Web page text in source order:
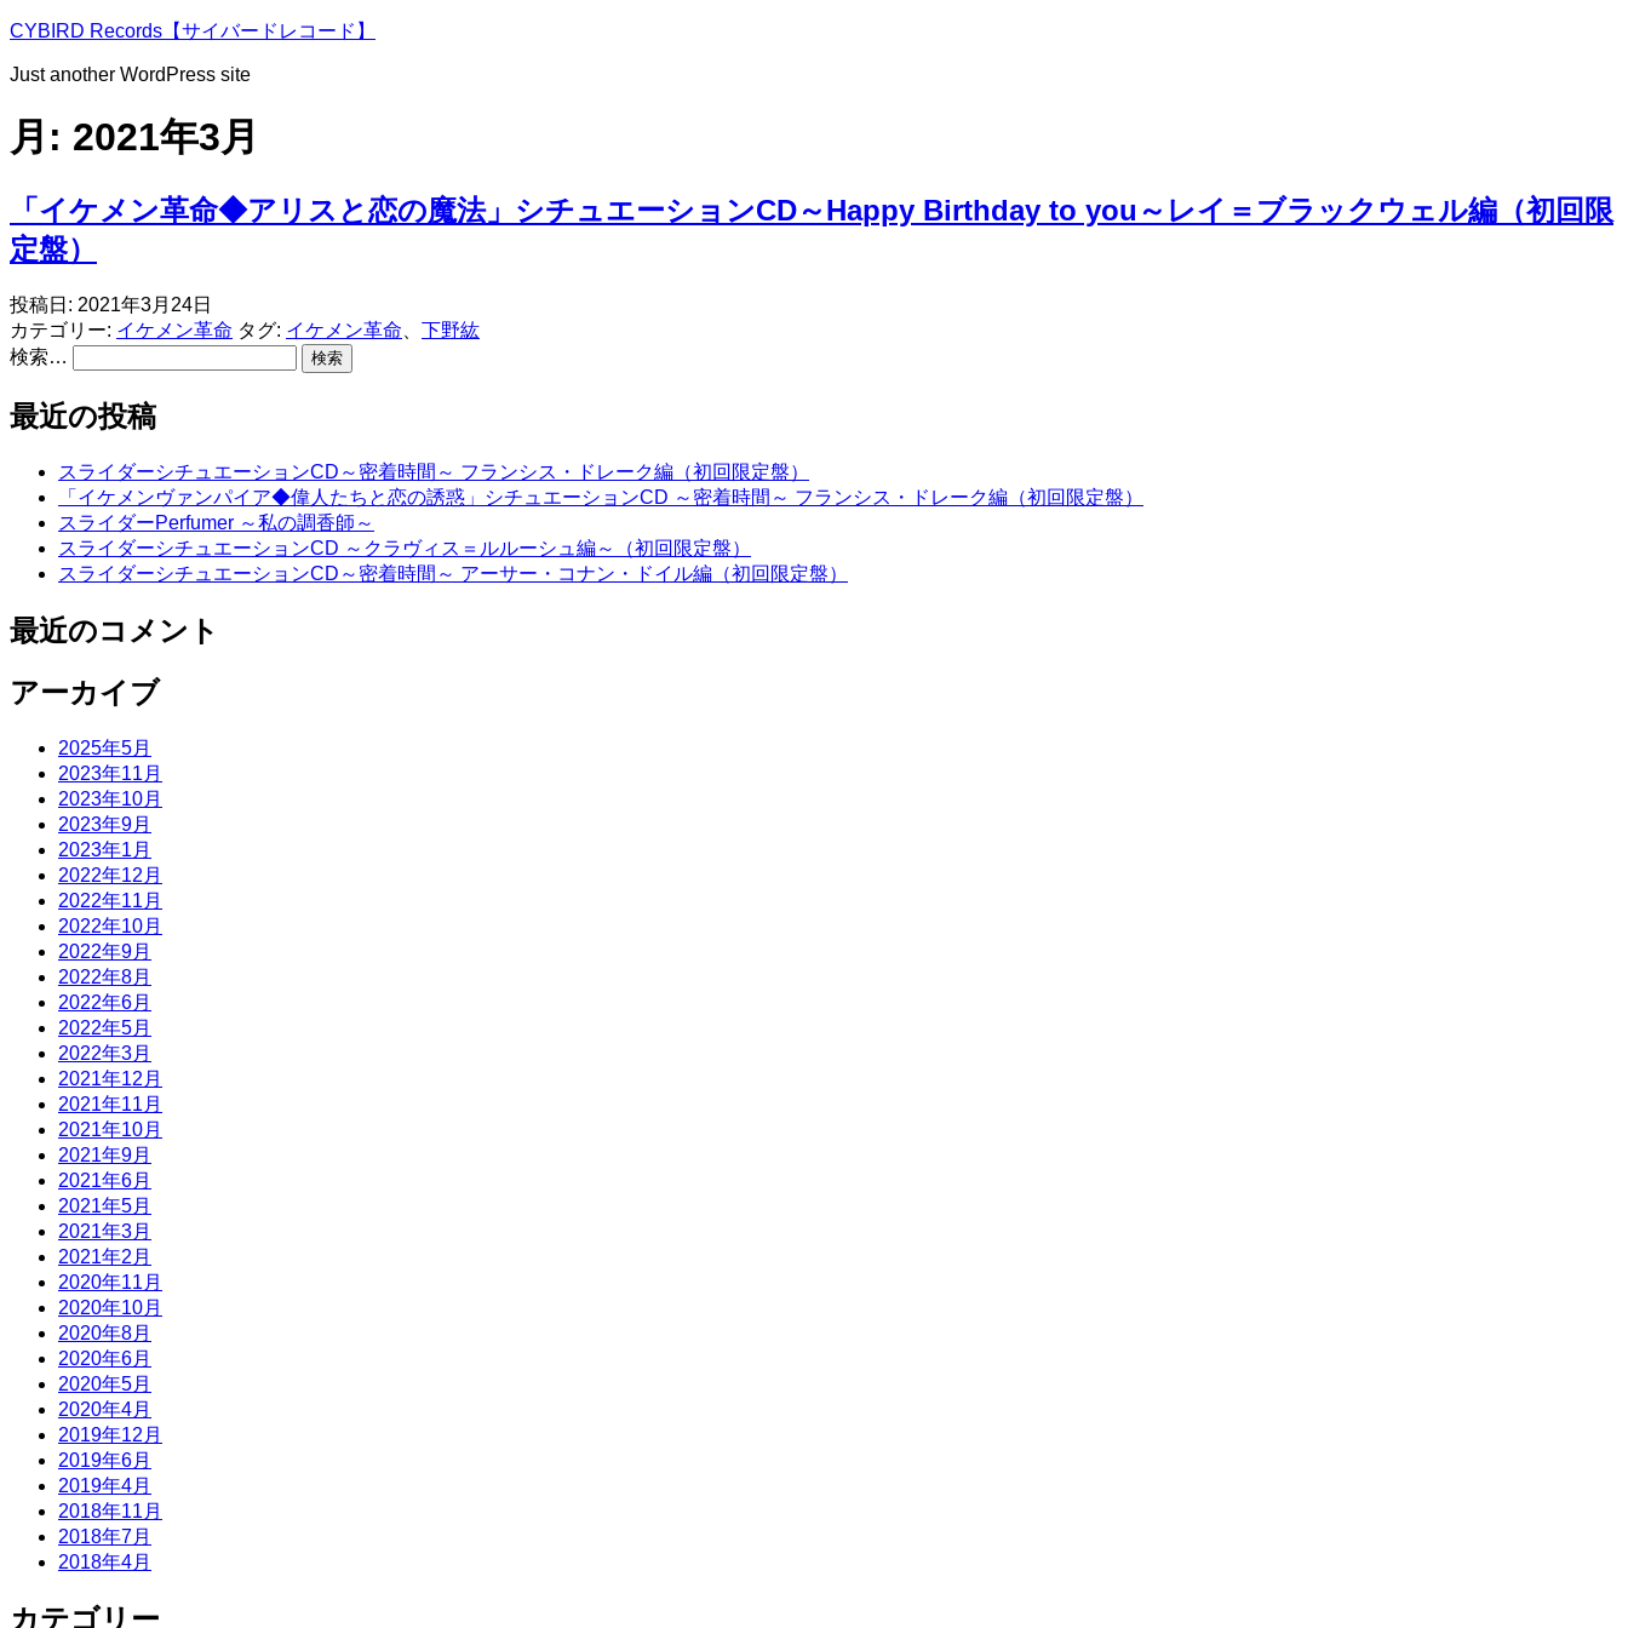
コ
テ
ツ
へ
キ
ッ
プ
CYBIRD Records【サイバードレコード】
Just another WordPress site
月: 2021年3月
「イケメン革命◆アリスと恋の魔法」シチュエーションCD～Happy Birthday to you～レイ＝ブラックウェル編（初回限
定盤）
投稿日: 2021年3月24日
カテゴリー: イケメン革命 タグ: イケメン革命
下野紘
検索…
最近の投稿
スライダーシチュエーションCD～密着時間～ フランシス・ドレーク編（初回限定盤）
「イケメンヴァンパイア◆偉人たちと恋の誘惑」シチュエーションCD ～密着時間～ フランシス・ドレーク編（初回限定盤）
スライダーPerfumer ～私の調香師～
スライダーシチュエーションCD ～クラヴィス＝ルルーシュ編～（初回限定盤）
スライダーシチュエーションCD～密着時間～ アーサー・コナン・ドイル編（初回限定盤）
最近のコメント
アーカイブ
2025年5月
2023年11月
2023年10月
2023年9月
2023年1月
2022年12月
2022年11月
2022年10月
2022年9月
2022年8月
2022年6月
2022年5月
2022年3月
2021年12月
2021年11月
2021年10月
2021年9月
2021年6月
2021年5月
2021年3月
2021年2月
2020年11月
2020年10月
2020年8月
2020年6月
2020年5月
2020年4月
2019年12月
2019年6月
2019年4月
2018年11月
2018年7月
2018年4月
カテゴリー